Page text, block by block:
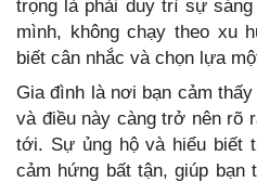
trọng là phải duy trì sự
mình, không chạy theo xu
biết cân nhắc và chọn lựa
Gia đình là nơi bạn cảm
và điều này càng trở nên rõ
tới. Sự ủng hộ và hiểu biết
cảm hứng bất tận, giúp bạn